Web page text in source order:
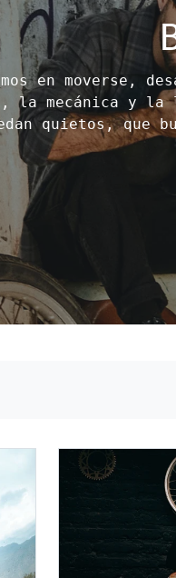
en moverse,
mecánica y la
quietos, que